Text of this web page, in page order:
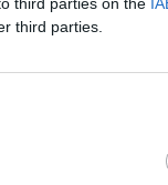
third parties.
már